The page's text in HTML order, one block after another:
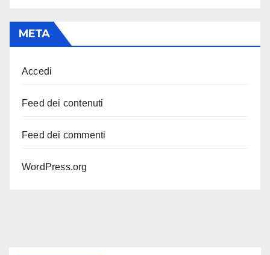
META
Accedi
Feed dei contenuti
Feed dei commenti
WordPress.org